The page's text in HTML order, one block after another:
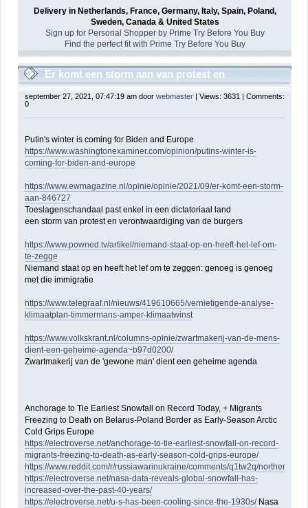
Delivery in Netherlands, France, Germany, Italy, Spain, Poland,
Sweden, Canada & United States
Sign up for Personal Shopper by Prime Try Before You Buy
Find the perfect fit with Prime Try Before You Buy
Er komt een storm aan van protest en
verontwaardiging van de gewone burgers
september 27, 2021, 07:47:19 am door webmaster| Views: 3631 | Comments:
0
Putin's winter is coming for Biden and Europe
https://www.washingtonexaminer.com/opinion/putins-winter-is-
coming-for-biden-and-europe
https://www.ewmagazine.nl/opinie/opinie/2021/09/er-komt-een-storm-
aan-846727
Toeslagenschandaal past enkel in een dictatoriaal land
een storm van protest en verontwaardiging van de burgers
https://www.powned.tv/artikel/niemand-staat-op-en-heeft-het-lef-om-
te-zegge
Niemand staat op en heeft het lef om te zeggen: genoeg is genoeg
met die immigratie
https://www.telegraaf.nl/nieuws/419610665/vernietigende-analyse-
klimaatplan-timmermans-amper-klimaatwinst
https://www.volkskrant.nl/columns-opinie/zwartmakerij-van-de-mens-
dient-een-geheime-agenda~b97d0200/
Zwartmakerij van de 'gewone man' dient een geheime agenda
Anchorage to Tie Earliest Snowfall on Record Today, + Migrants
Freezing to Death on Belarus-Poland Border as Early-Season Arctic
Cold Grips Europe
https://electroverse.net/anchorage-to-tie-earliest-snowfall-on-record-
migrants-freezing-to-death-as-early-season-cold-grips-europe/
https://www.reddit.com/r/russiawarinukraine/comments/q1tw2q/
https://electroverse.net/nasa-data-reveals-global-snowfall-has-
increased-over-the-past-40-years/
https://electroverse.net/u-s-has-been-cooling-since-the-1930s/Nasa